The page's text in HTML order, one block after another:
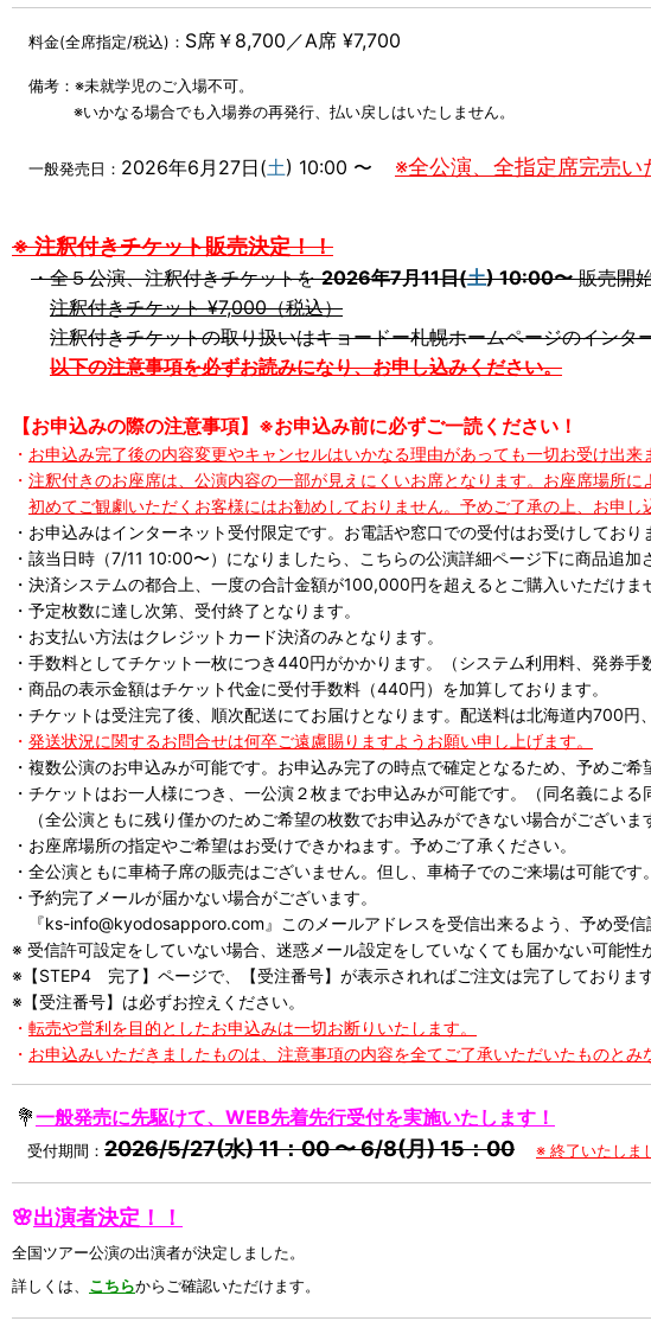
料金(全席指定/税込)： S席￥8,700／A席 ¥7,700
備考：※未就学児のご入場不可。
※いかなる場合でも入場券の再発行、払い戻しはいたしません。
一般発売日： 2026年6月27日(土) 10:00 〜 ※全公演、全指定席完売い
※ 注釈付きチケット販売決定！！
・全５公演、注釈付きチケットを2026年7月11日(土) 10:00〜販売開
注釈付きチケット ¥7,000（税込）
注釈付きチケットの取り扱いはキョードー札幌ホームページのインタ
以下の注意事項を必ずお読みになり、お申し込みください。
【お申込みの際の注意事項】※お申込み前に必ずご一読ください！
・ お申込み完了後の内容変更やキャンセルはいかなる理由があっても一切お受け出来
・ 注釈付きのお座席は、公演内容の一部が見えにくいお席となります。お座席場所に
初めてご観劇いただくお客様にはお勧めしておりません。予めご了承の上、お申し
・お申込みはインターネット受付限定です。お電話や窓口での受付はお受けしており
・該当日時（7/11 10:00〜）になりましたら、こちらの公演詳細ページ下に商品追加
・決済システムの都合上、一度の合計金額が100,000円を超えるとご購入いただけま
・予定枚数に達し次第、受付終了となります。
・お支払い方法はクレジットカード決済のみとなります。
・手数料としてチケット一枚につき440円がかかります。（システム利用料、発券手
・商品の表示金額はチケット代金に受付手数料（440円）を加算しております。
・チケットは受注完了後、順次配送にてお届けとなります。配送料は北海道内700
・ 発送状況に関するお問合せは何卒ご遠慮賜りますようお願い申し上げます。
・複数公演のお申込みが可能です。お申込み完了の時点で確定となるため、予めご
・チケットはお一人様につき、一公演２枚までお申込みが可能です。（同名義によ
（全公演ともに残り僅かのためご希望の枚数でお申込みができない場合がございま
・お座席場所の指定やご希望はお受けできかねます。予めご了承ください。
・全公演ともに車椅子席の販売はございません。但し、車椅子でのご来場は可能で
・予約完了メールが届かない場合がございます。
『ks-info@kyodosapporo.com』このメールアドレスを受信出来るよう、予め受信
※ 受信許可設定をしていない場合、迷惑メール設定をしていなくても届かない可能性
※【STEP4 完了】ページで、【受注番号】が表示されればご注文は完了しております
※【受注番号】は必ずお控えください。
・ 転売や営利を目的としたお申込みは一切お断りいたします。
・ お申込みいただきましたものは、注意事項の内容を全てご了承いただいたものとみ
💐一般発売に先駆けて、WEB先着先行受付を実施いたします！
受付期間： 2026/5/27(水) 11：00 〜 6/8(月)15：00 ※ 終了いたしま
🌸出演者決定！！
全国ツアー公演の出演者が決定しました。
詳しくは、 こちらからご確認いただけます。